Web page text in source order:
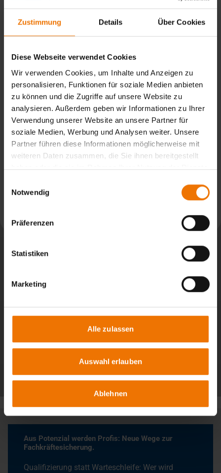
Zustimmung Details Über Cookies
Diese Webseite verwendet Cookies
Wir verwenden Cookies, um Inhalte und Anzeigen zu
personalisieren, Funktionen für soziale Medien anbieten
zu können und die Zugriffe auf unsere Website zu
analysieren. Außerdem geben wir Informationen zu Ihrer
Verwendung unserer Website an unsere Partner für
soziale Medien, Werbung und Analysen weiter. Unsere
Partner führen diese Informationen möglicherweise mit
weiteren Daten zusammen, die Sie ihnen bereitgestellt
haben oder die sie im Rahmen Ihrer Nutzung der Dienste
Notwendig
Präferenzen
Statistiken
Marketing
Alle zulassen
Auswahl erlauben
Ablehnen
44 Jahre im Dienst der Schweißtechnik - Adolf Schreiber
verabschiedet sich aus der Bildungsarbeit
Adolf Schreiber verabschiedet sich aus der Bildungsarbeit
Aus Potenzial werden Profis: Neue Wege zur
Fachkräftesicherung.
Qualifizierung statt Warteschleife: Wer wird